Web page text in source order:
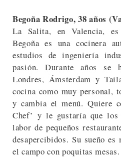
Begoña Rodrigo, 38 años
La Salita, en Valencia,
Begoña es una cocinera
estudios de ingeniería
pasión. Durante años se
Londres, Ámsterdam y
cocina como muy personal,
y cambia el menú. Quiere
Chef’ y le gustaría que
labor de pequeños
desapercibidos. Su sueño
el campo con poquitas mesas.